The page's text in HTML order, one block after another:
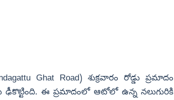
Ghat Road) శుక్రవారం రోడ్డు ప్రమాదం
ఢీకొట్టింది. ఈ ప్రమాదంలో ఆటోలో ఉన్న నలుగురికి